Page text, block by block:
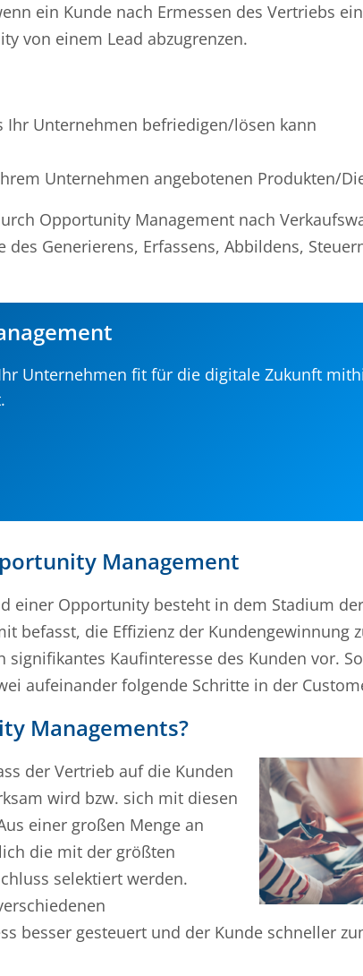
ein Kunde nach Ermessen des Vertriebs
von einem Lead abzugrenzen.
Unternehmen befriedigen/lösen kann
Unternehmen angebotenen Produkten/
Opportunity Management nach
Generierens, Erfassens, Abbildens,
Unternehmen fit für die digitale Zukunft
Management
einer Opportunity besteht in dem Stadium
befasst, die Effizienz der Kundengewinnung
Kaufinteresse des Kunden vor.
aufeinander folgende Schritte in der
Managements?
der Vertrieb auf die Kunden
wird bzw. sich mit diesen
einer großen Menge an
die mit der größten
selektiert werden.
besser gesteuert und der Kunde schneller